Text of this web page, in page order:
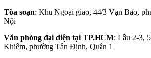
Tòa soạn: Khu Ngoại giao, 44/3 Vạn Bảo,
Nội
Văn phòng đại diện tại TP.HCM: Lầu 2-3,
Khiêm, phường Tân Định, Quận 1